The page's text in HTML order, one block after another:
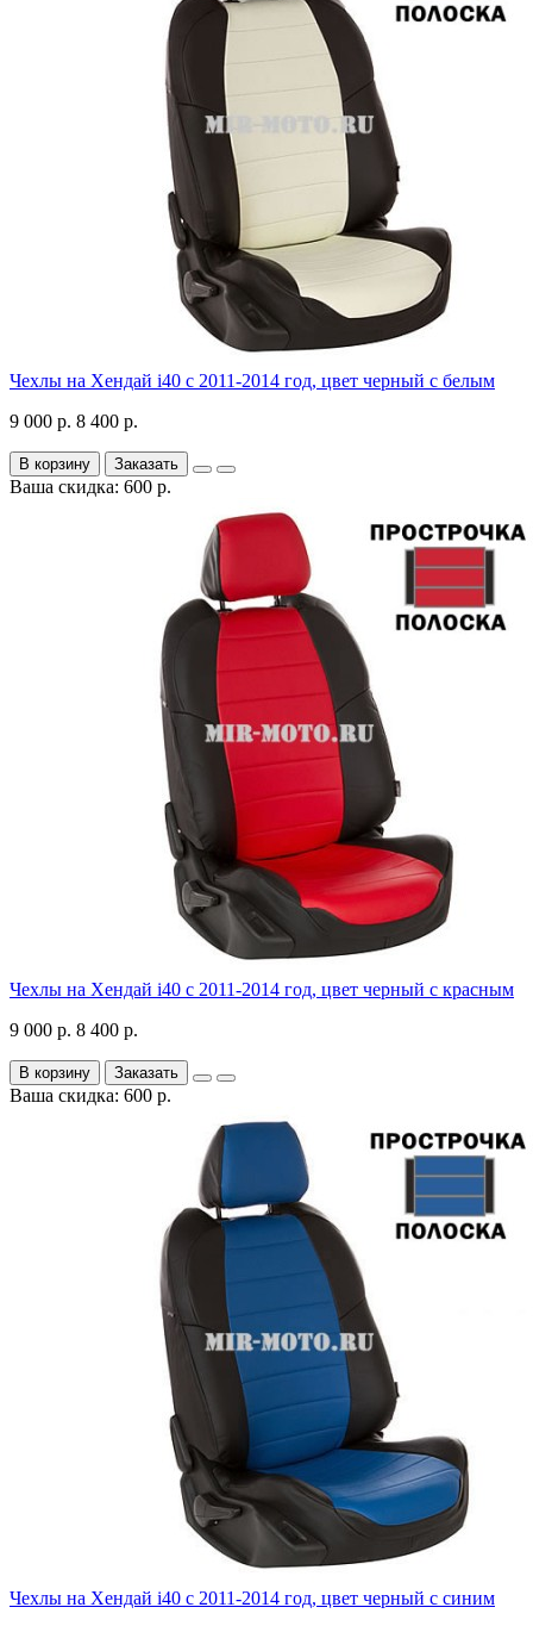
Чехлы на Хендай i40 с 2011-2014 год, цвет черный с белым
9 000 р. 8 400 р.
В корзину Заказать
Ваша скидка: 600 р.
Чехлы на Хендай i40 с 2011-2014 год, цвет черный с красным
9 000 р. 8 400 р.
В корзину Заказать
Ваша скидка: 600 р.
Чехлы на Хендай i40 с 2011-2014 год, цвет черный с синим